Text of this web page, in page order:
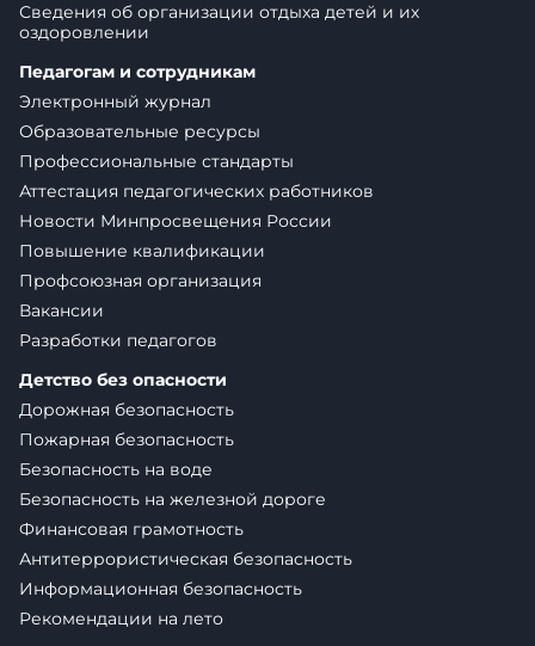
Сведения об организации отдыха детей и их
оздоровлении
Педагогам и сотрудникам
Электронный журнал
Образовательные ресурсы
Профессиональные стандарты
Аттестация педагогических работников
Новости Минпросвещения России
Повышение квалификации
Профсоюзная организация
Вакансии
Разработки педагогов
Детство без опасности
Дорожная безопасность
Пожарная безопасность
Безопасность на воде
Безопасность на железной дороге
Финансовая грамотность
Антитеррористическая безопасность
Информационная безопасность
Рекомендации на лето